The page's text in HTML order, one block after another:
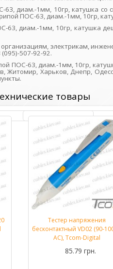
63, диам.-1мм, 10гр, катушка
ПОС-63, диам.-1мм, 10гр,
63, диам.-1мм, 10гр, катушка
электрикам,
507-92-92.
ПОС-63, диам.-1мм, 10гр,
Житомир, Харьков, Днепр,
товары
Подробнее...
Тестер напряжения
бесконтактный VD02 (90-
AC), Tcom-Digital
85.79 грн.